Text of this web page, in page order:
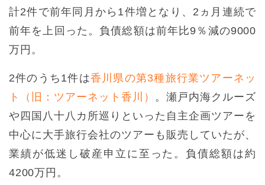
計2件で前年同月から1件増となり、2ヵ月連続で
前年を上回った。負債総額は前年比9％減の9000
万円。
2件のうち1件は香川県の第3種旅行業ツアーネッ
ト（旧：ツアーネット香川） 。瀬戸内海クルーズ
や四国八十八カ所巡りといった自主企画ツアーを
中心に大手旅行会社のツアーも販売していたが、
業績が低迷し破産申立に至った。負債総額は約
4200万円。